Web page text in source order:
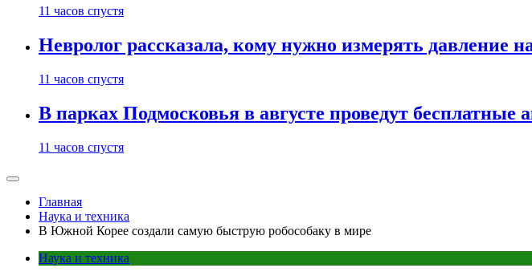
11 часов спустя
Невролог рассказала, кому нужно измерять давление
11 часов спустя
В парках Подмосковья в августе проведут
11 часов спустя
Главная
Наука и техника
В Южной Корее создали самую быструю робособаку в мире
Наука и техника